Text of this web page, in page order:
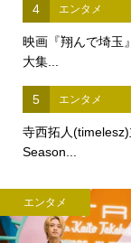
4 エンタメ
映画『翔んで埼
大集...
5 エンタメ
寺西拓人
Season...
エンタメ